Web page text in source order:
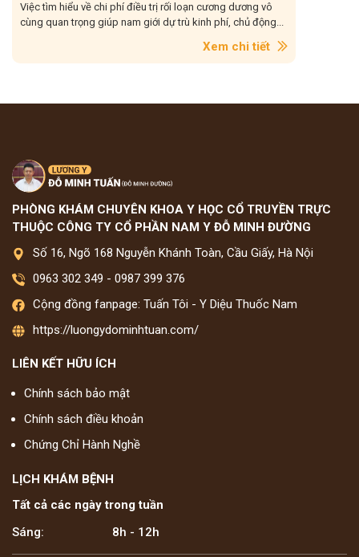
Việc tìm hiểu về chi phí điều trị rối loạn cương dương vô
cùng quan trọng giúp nam giới dự trù kinh phí, chủ động...
Xem chi tiết
PHÒNG KHÁM CHUYÊN KHOA Y HỌC CỔ TRUYỀN TRỰC
THUỘC CÔNG TY CỔ PHẦN NAM Y ĐỖ MINH ĐƯỜNG
Số 16, Ngõ 168 Nguyễn Khánh Toàn, Cầu Giấy, Hà Nội
0963 302 349 - 0987 399 376
Cộng đồng fanpage: Tuấn Tôi - Y Diệu Thuốc Nam
https://luongydominhtuan.com/
LIÊN KẾT HỮU ÍCH
Chính sách bảo mật
Chính sách điều khoản
Chứng Chỉ Hành Nghề
LỊCH KHÁM BỆNH
Tất cả các ngày trong tuần
Sáng:
8h - 12h